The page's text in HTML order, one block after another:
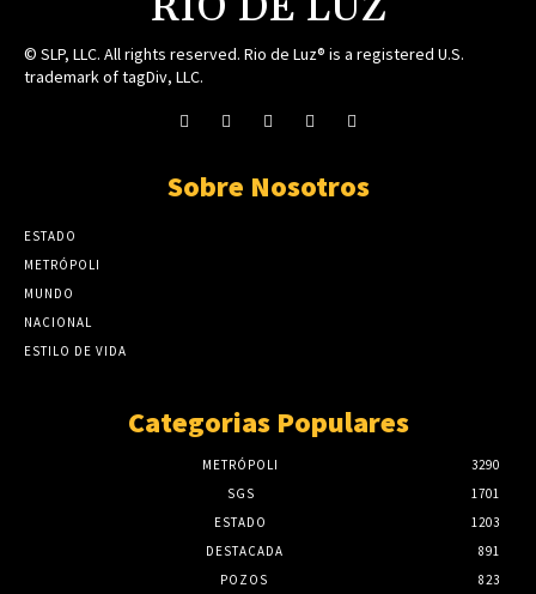
© SLP, LLC. All rights reserved. Rio de Luz® is a registered U.S.
trademark of tagDiv, LLC.
Sobre Nosotros
ESTADO
METRÓPOLI
MUNDO
NACIONAL
ESTILO DE VIDA
Categorias Populares
METRÓPOLI
3290
SGS
1701
ESTADO
1203
DESTACADA
891
POZOS
823